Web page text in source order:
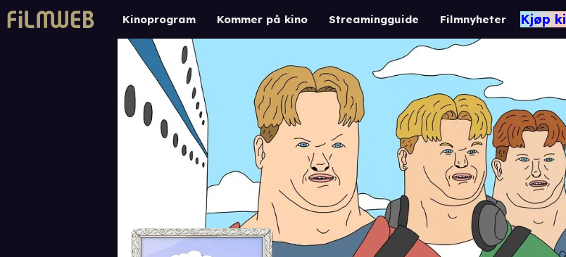
Kinoprogram Kommer på kino Streamingguide Filmnyheter Kjøp